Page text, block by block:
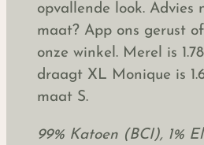
opvallende look. Advies
maat? App ons gerust
onze winkel. Merel is
draagt XL Monique is
maat S.
99% Katoen (BCI), 1%